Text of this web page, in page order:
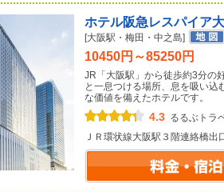
ホテル阪急レスパイア
[大阪駅・梅田・中之島]
10450円～85250円
JR「大阪駅」から徒歩約3分の
と一息つける場所、息を吸い
な価値を備えたホテルです。
4.3 るるぶトラ
ＪＲ環状線大阪駅３階連絡橋